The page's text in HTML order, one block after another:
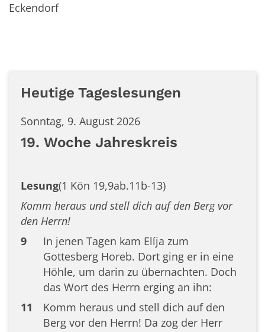
Eckendorf
Heutige Tageslesungen
Sonntag, 9. August 2026
19. Woche Jahreskreis
Lesung(1 Kön 19,9ab.11b-13)
Komm heraus und stell dich auf den Berg vor
den Herrn!
9
In jenen Tagen kam Elíja zum
Gottesberg Horeb. Dort ging er in eine
Höhle, um darin zu übernachten. Doch
das Wort des Herrn erging an ihn:
11
Komm heraus und stell dich auf den
Berg vor den Herrn! Da zog der Herr